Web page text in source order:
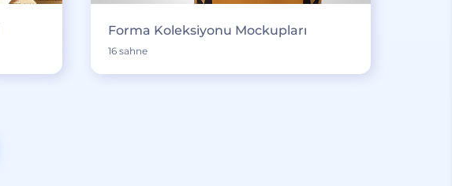
Forma Koleksiyonu Mockupları
16 sahne